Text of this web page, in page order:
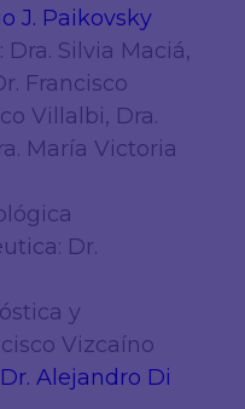
J. Paikovsky
Silvia Maciá,
Francisco
Villalbi, Dra.
María Victoria
Dr.
y
Vizcaíno
Dr. Alejandro Di